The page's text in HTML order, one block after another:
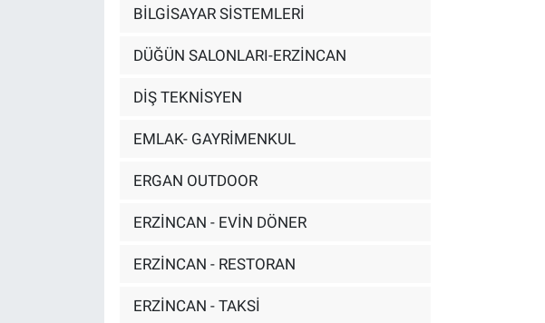
BİLGİSAYAR SİSTEMLERİ
DÜĞÜN SALONLARI-ERZİNCAN
DİŞ TEKNİSYEN
EMLAK- GAYRİMENKUL
ERGAN OUTDOOR
ERZİNCAN - EVİN DÖNER
ERZİNCAN - RESTORAN
ERZİNCAN - TAKSİ